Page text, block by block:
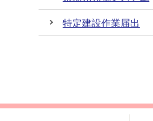
特定建設作業届出